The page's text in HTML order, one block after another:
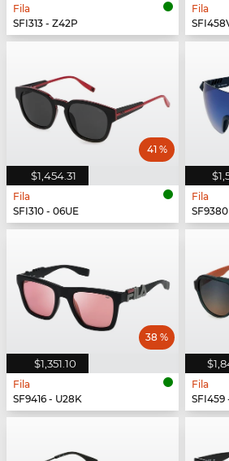
Fila
SFI313 - Z42P
Fila
$1,454.31
41 %
Fila
SFI310 - 06UE
Fila
$1,351.10
38 %
Fila
SF9416 - U28K
Fila
SFI459